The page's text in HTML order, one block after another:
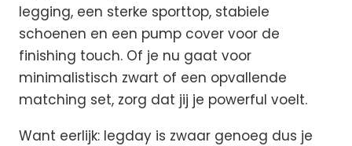
legging, een sterke sporttop, stabiele
schoenen en een pump cover voor de
finishing touch. Of je nu gaat voor
minimalistisch zwart of een opvallende
matching set, zorg dat jij je powerful voelt.
Want eerlijk: legday is zwaar genoeg dus je